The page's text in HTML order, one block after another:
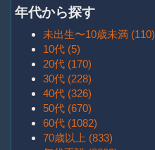
年代から探す
未出生〜10歳未満 (110)
10代 (5)
20代 (170)
30代 (228)
40代 (326)
50代 (670)
60代 (1082)
70歳以上 (833)